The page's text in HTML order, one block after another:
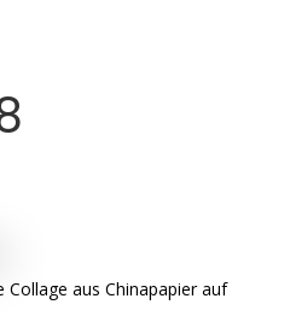
aus Chinapapier auf